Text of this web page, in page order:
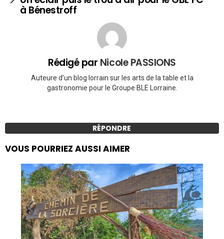
à Bénestroff
Rédigé par Nicole PASSIONS
Auteure d’un blog lorrain sur les arts de la table et la
gastronomie pour le Groupe BLE Lorraine.
RÉPONDRE
VOUS POURRIEZ AUSSI AIMER